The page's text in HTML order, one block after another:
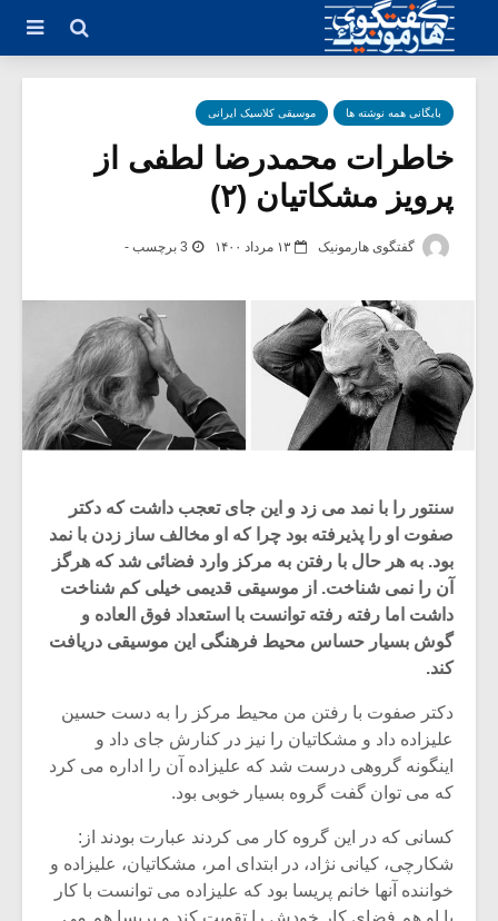
بایگانی همه نوشته ها موسیقی کلاسیک ایرانی
خاطرات محمدرضا لطفی از
پرویز مشکاتیان (۲)
گفتگوی هارمونیک ۱۳ مرداد ۱۴۰۰ 3 برچسب -
سنتور را با نمد می زد و این جای تعجب داشت که دکتر
صفوت او را پذیرفته بود چرا که او مخالف ساز زدن با نمد
بود. به هر حال با رفتن به مرکز وارد فضائی شد که هرگز
آن را نمی شناخت. از موسیقی قدیمی خیلی کم شناخت
داشت اما رفته رفته توانست با استعداد فوق العاده و
گوش بسیار حساس محیط فرهنگی این موسیقی دریافت
کند.
دکتر صفوت با رفتن من محیط مرکز را به دست حسین
علیزاده داد و مشکاتیان را نیز در کنارش جای داد و
اینگونه گروهی درست شد که علیزاده آن را اداره می کرد
که می توان گفت گروه بسیار خوبی بود.
کسانی که در این گروه کار می کردند عبارت بودند از:
شکارچی، کیانی نژاد، در ابتدای امر، مشکاتیان، علیزاده و
خواننده آنها خانم پریسا بود که علیزاده می توانست با کار